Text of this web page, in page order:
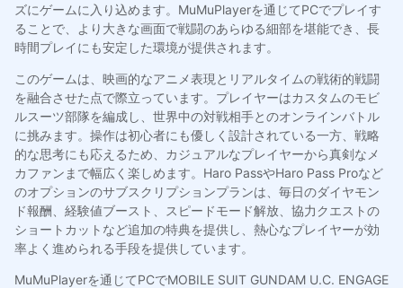
ズにゲームに入り込めます。MuMuPlayerを通じてPCでプレイす
ることで、より大きな画面で戦闘のあらゆる細部を堪能でき、長
時間プレイにも安定した環境が提供されます。
このゲームは、映画的なアニメ表現とリアルタイムの戦術的戦闘
を融合させた点で際立っています。プレイヤーはカスタムのモビ
ルスーツ部隊を編成し、世界中の対戦相手とのオンラインバトル
に挑みます。操作は初心者にも優しく設計されている一方、戦略
的な思考にも応えるため、カジュアルなプレイヤーから真剣なメ
カファンまで幅広く楽しめます。Haro PassやHaro Pass Proなど
のオプションのサブスクリプションプランは、毎日のダイヤモン
ド報酬、経験値ブースト、スピードモード解放、協力クエストの
ショートカットなど追加の特典を提供し、熱心なプレイヤーが効
率よく進められる手段を提供しています。
MuMuPlayerを通じてPCでMOBILE SUIT GUNDAM U.C. ENGAGE